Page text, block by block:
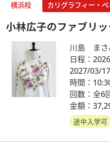
横浜校 カリグラフィー・
小林広子のファブリ
川島 まさ
日程：
2027/03/
時間：
回数：全6
金額：
途中入学可